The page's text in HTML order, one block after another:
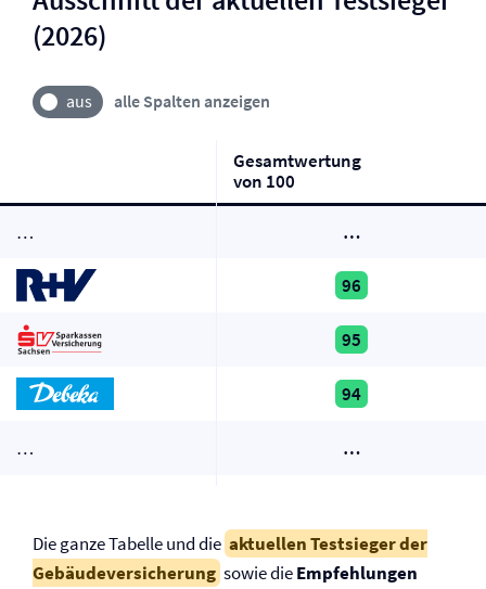
(2026)
alle Spalten anzeigen
Gesamtwertung
von 100
… …
96
95
94
… …
Die ganze Tabelle und die aktuellen Testsieger der
Gebäude­versicherung sowie dieEmpfehlungen